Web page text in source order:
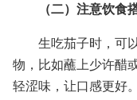
（二）注意饮食
生吃茄子时，可
物，比如蘸上少许醋
轻涩味，让口感更好